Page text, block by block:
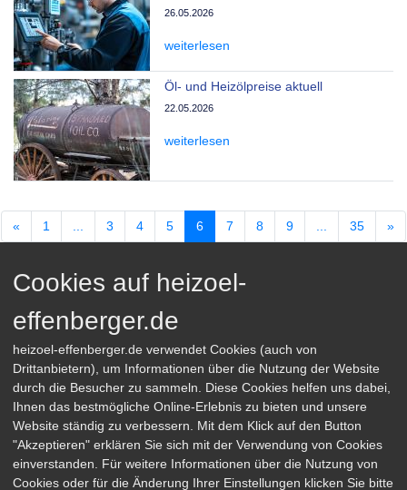
26.05.2026
weiterlesen
Öl- und Heizölpreise aktuell
22.05.2026
weiterlesen
« 1 ... 3 4 5 6 7 8 9 ... 35 »
Effenberger GmbH
Grünbergallee 270
12526 Berlin
Tel.: +49 (0) 30 / 676 74 51
Fax: +49 (0) 30 / 676 89 703
mineraloel-effenberger@t-online.de
Cookies auf heizoel-
effenberger.de
heizoel-effenberger.de verwendet Cookies (auch von
Drittanbietern), um Informationen über die Nutzung der Website
durch die Besucher zu sammeln. Diese Cookies helfen uns dabei,
Ihnen das bestmögliche Online-Erlebnis zu bieten und unsere
Website ständig zu verbessern. Mit dem Klick auf den Button
"Akzeptieren" erklären Sie sich mit der Verwendung von Cookies
einverstanden. Für weitere Informationen über die Nutzung von
Cookies oder für die Änderung Ihrer Einstellungen klicken Sie bitte